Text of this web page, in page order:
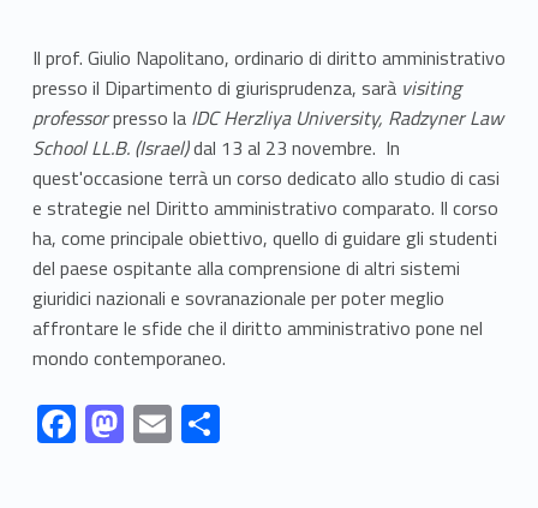
Il prof. Giulio Napolitano, ordinario di diritto amministrativo
presso il Dipartimento di giurisprudenza, sarà visiting
professorpresso la IDC Herzliya University, Radzyner Law
School LL.B. (Israel)dal 13 al 23 novembre. In
quest'occasione terrà un corso dedicato allo studio di casi
e strategie nel Diritto amministrativo comparato. Il corso
ha, come principale obiettivo, quello di guidare gli studenti
del paese ospitante alla comprensione di altri sistemi
giuridici nazionali e sovranazionale per poter meglio
affrontare le sfide che il diritto amministrativo pone nel
mondo contemporaneo.
Link identifier #identifier__111548-1
F
ac
Link identifier #identifier__97055-2 M
as
Link identifier #identifier__101575-3 E
m
Link identifier #identifier__29959-4 S
h